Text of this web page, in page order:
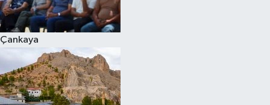
Çankaya